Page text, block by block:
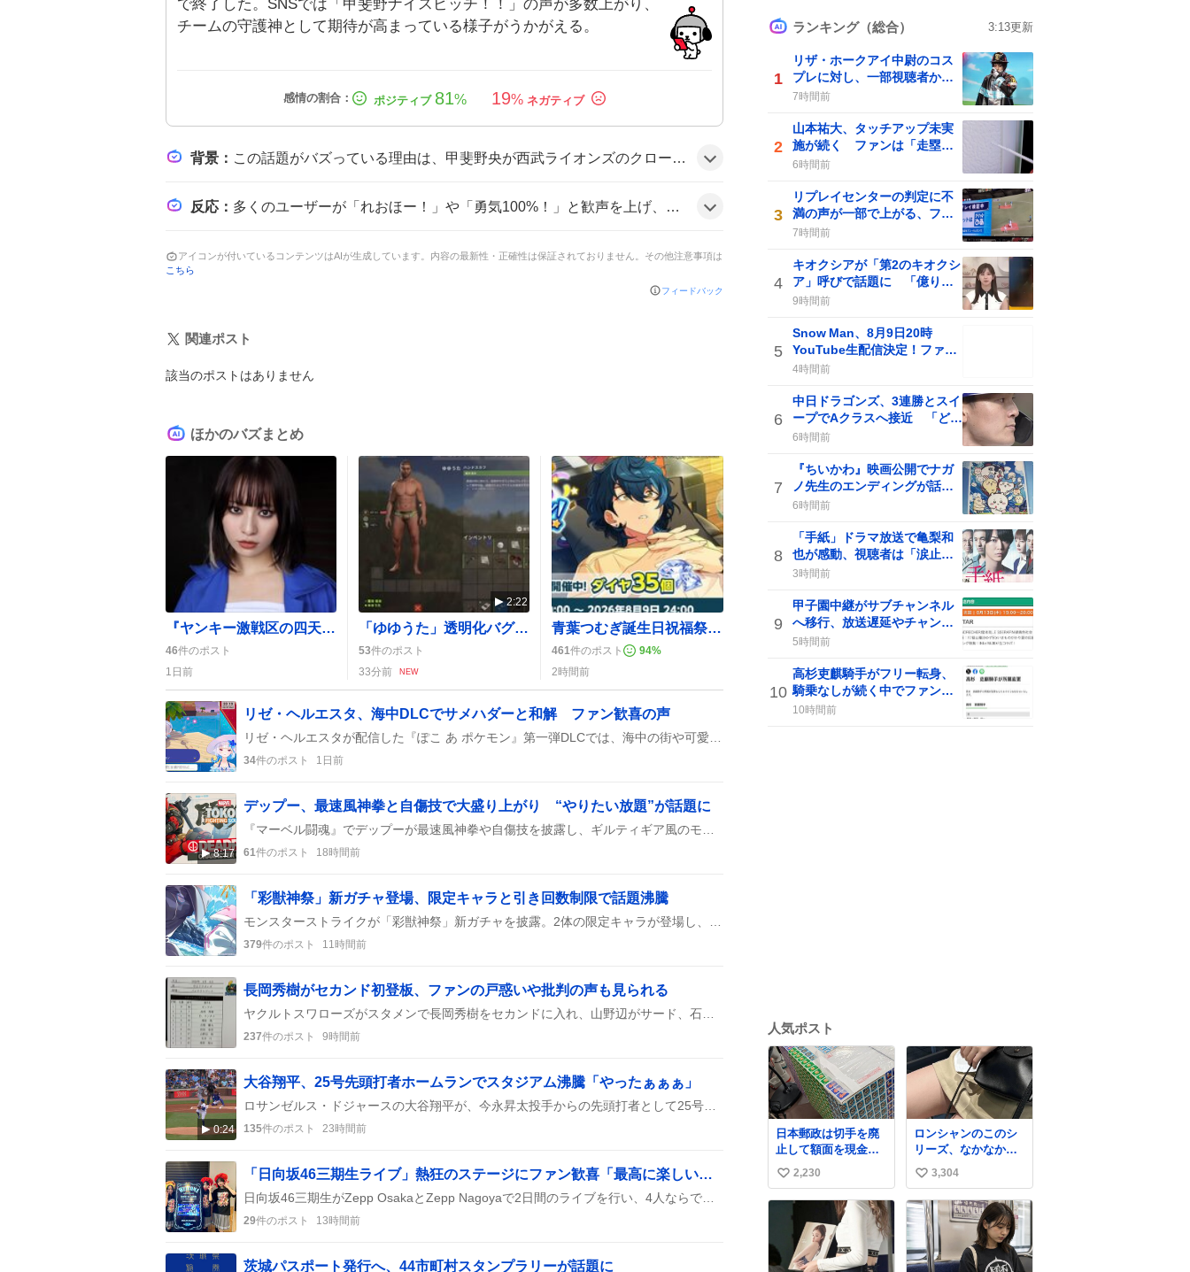
で終了した。SNSでは「甲斐野ナイスピッチ！！」の声が多数上がり、
チームの守護神として期待が高まっている様子がうかがえる。
81% 19%
背景 ： この話題がバズっている理由は、甲斐野央が西武ライオンズのクローザーとして好投し、交流戦で全カード勝ち越しという快挙に貢献したことと、ファンが「勇気100%」や「れおほー」などの掛け声で盛り上がったことが相まっているようだ。
反応 ： 多くのユーザーが「れおほー！」や「勇気100%！」と歓声を上げ、さらに「甲斐野ナイスピッチ！！」と称賛した。全体的にテンションが高く、チームへの期待感が漂う雰囲気だ。
アイコンが付いているコンテンツはAIが生成しています。内容の最新性・正確性は保証されておりません。その他注意事項は
こちら
フィードバック
関連ポスト
該当のポストはありません
ほかのバズまとめ
『ヤンキー激戦区の四天王がアイドルグループに転生したら？』第9話放送、転生の秘密にファン歓喜
46件のポスト
1日前
2:22
「ゆゆうた」透明化バグで無敵乱闘、視聴者は「面白すぎる」と大爆笑
53件のポスト
33分前
NEW
青葉つむぎ誕生日祝福祭、ゲーム内キャンペーンでファン歓喜と特典盛りだくさん
461件のポスト 94%
2時間前
リゼ・ヘルエスタ、海中DLCでサメハダーと和解 ファン歓喜の声
34件のポスト 1日前
8:17
デップー、最速風神拳と自傷技で大盛り上がり “やりたい放題”が話題に
61件のポスト 18時間前
「彩獣神祭」新ガチャ登場、限定キャラと引き回数制限で話題沸騰
379件のポスト 11時間前
長岡秀樹がセカンド初登板、ファンの戸惑いや批判の声も見られる
237件のポスト 9時間前
0:24
大谷翔平、25号先頭打者ホームランでスタジアム沸騰「やったぁぁぁ」
135件のポスト 23時間前
「日向坂46三期生ライブ」熱狂のステージにファン歓喜「最高に楽しい」感想続出
29件のポスト 13時間前
茨城パスポート発行へ、44市町村スタンプラリーが話題に
ランキング（総合） 3:13更新
1
リザ・ホークアイ中尉のコス
プレに対し、一部視聴者から
批判の声が上がる
7時間前
2
山本祐大、タッチアップ未実
施が続く ファンは「走塁改
善」を求める
6時間前
3
リプレイセンターの判定に不
満の声が一部で上がる、ファ
ンは「アウトだって！」と意
7時間前
4
キオクシアが「第2のキオクシ
ア」呼びで話題に 「億り人
量産年」の期待が一部で広が
9時間前
5
Snow Man、8月9日20時
YouTube生配信決定！ファン
歓喜の“やったー”が止まらな
4時間前
6
中日ドラゴンズ、3連勝とスイ
ープでAクラスへ接近 「どら
ほー！」と歓喜の声が広が
こる
6時間前
7
『ちいかわ』映画公開でナガ
ノ先生のエンディングが話題
に、ファンは「楽しかった」
6時間前
8
「手紙」ドラマ放送で亀梨和
也が感動、視聴者は「涙止ま
らん」や「胸が苦しい」声が
3時間前
9
甲子園中継がサブチャンネル
へ移行、放送遅延やチャンネ
ル変更で視聴者は「変だ」
5時間前
10
高杉吏麒騎手がフリー転身、
騎乗なしが続く中でファンの
間に疑問の声が上がる
10時間前
人気ポスト
日本郵政は切手を廃
止して額面を現金で
払い戻せ2026 #日本
郵政
@JapanPostHD_PR
い
い
2,230
ロンシャンのこのシ
リーズ、なかなか安
くならないのにセー
ル価格になってる🖤
✨レザーなのが反則
級にかわいい。持っ
てるだけでコーデが
格上げされる。
い
い
ね
3,304